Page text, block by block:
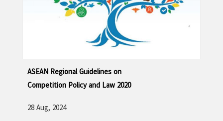
ASEAN Regional Guidelines on
Competition Policy and Law 2020
28 Aug, 2024